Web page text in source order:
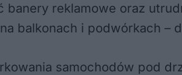
banery reklamowe oraz
balkonach i podwórkach –
samochodów pod